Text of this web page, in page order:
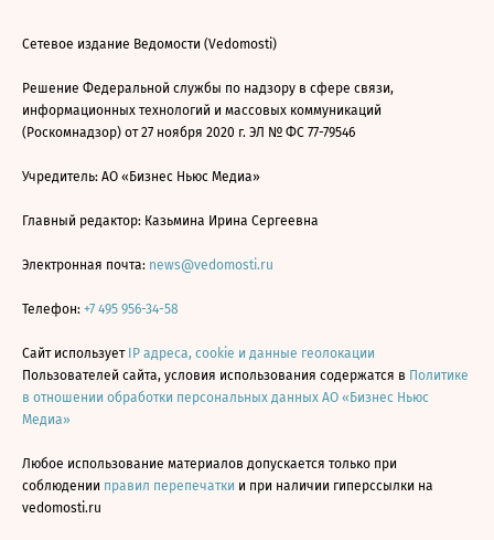
Сетевое издание Ведомости (Vedomosti)
Решение Федеральной службы по надзору в сфере связи,
информационных технологий и массовых коммуникаций
(Роскомнадзор) от 27 ноября 2020 г. ЭЛ № ФС 77-79546
Учредитель: АО «Бизнес Ньюс Медиа»
Главный редактор: Казьмина Ирина Сергеевна
Электронная почта: news@vedomosti.ru
Телефон: +7 495 956-34-58
Сайт использует IP адреса, cookie и данные геолокации
Пользователей сайта, условия использования содержатся в Политике
в отношении обработки персональных данных АО «Бизнес Ньюс
Медиа»
Любое использование материалов допускается только при
соблюдении правил перепечатки и при наличии гиперссылки на
vedomosti.ru